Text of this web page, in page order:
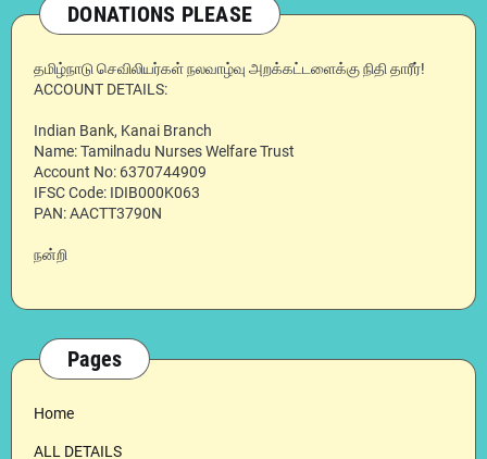
DONATIONS PLEASE
தமிழ்நாடு செவிலியர்கள் நலவாழ்வு அறக்கட்டளைக்கு நிதி தாரீர்!
ACCOUNT DETAILS:
Indian Bank, Kanai Branch
Name: Tamilnadu Nurses Welfare Trust
Account No: 6370744909
IFSC Code: IDIB000K063
PAN: AACTT3790N
நன்றி
Pages
Home
ALL DETAILS